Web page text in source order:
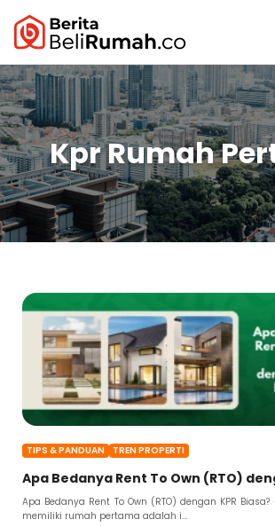
Kpr Rumah
TIPS & PANDUAN TREN PROPERTI
Apa Bedanya Rent To Own (RTO)
Apa Bedanya Rent To Own (RTO) dengan KPR
memiliki rumah pertama adalah i...